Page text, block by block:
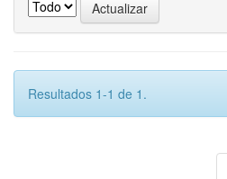
Resultados 1-1 de 1.